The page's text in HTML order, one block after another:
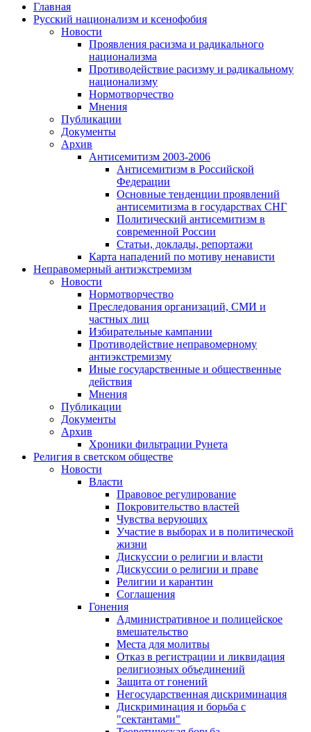
Главная
Русский национализм и ксенофобия
Новости
Проявления расизма и радикального
национализма
Противодействие расизму и радикальному
национализму
Нормотворчество
Мнения
Публикации
Документы
Архив
Антисемитизм 2003-2006
Антисемитизм в Российской
Федерации
Основные тенденции проявлений
антисемитизма в государствах СНГ
Политический антисемитизм в
современной России
Статьи, доклады, репортажи
Карта нападений по мотиву ненависти
Неправомерный антиэкстремизм
Новости
Нормотворчество
Преследования организаций, СМИ и
частных лиц
Избирательные кампании
Противодействие неправомерному
антиэкстремизму
Иные государственные и общественные
действия
Мнения
Публикации
Документы
Архив
Хроники фильтрации Рунета
Религия в светском обществе
Новости
Власти
Правовое регулирование
Покровительство властей
Чувства верующих
Участие в выборах и в политической
жизни
Дискуссии о религии и власти
Дискуссии о религии и праве
Религии и карантин
Соглашения
Гонения
Административное и полицейское
вмешательство
Места для молитвы
Отказ в регистрации и ликвидация
религиозных объединений
Защита от гонений
Негосударственная дискриминация
Дискриминация и борьба с
"сектантами"